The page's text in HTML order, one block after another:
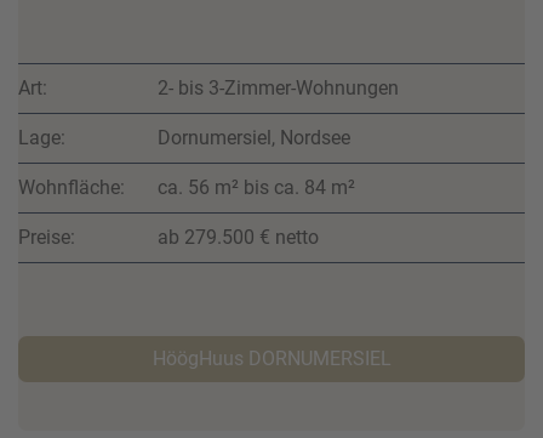
Art: 2- bis 3-Zimmer-Wohnungen
Lage: Dornumersiel, Nordsee
Wohnfläche: ca. 56 m² bis ca. 84 m²
Preise: ab 279.500 € netto
HöögHuus DORNUMERSIEL